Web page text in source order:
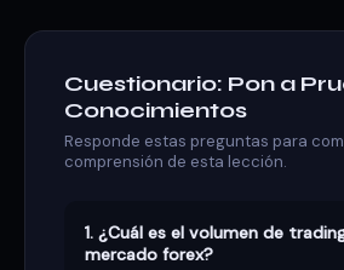
Cuestionario: Pon a
Conocimientos
Responde estas preguntas para
comprensión de esta lección.
1. ¿Cuál es el volumen de
mercado forex?